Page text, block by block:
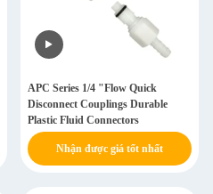
APC Series 1/4 "Flow Quick
Disconnect Couplings Durable
Plastic Fluid Connectors
Nhận được giá tốt nhất